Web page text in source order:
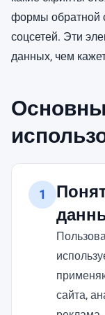
формы обратной
соцсетей. Эти
данных, чем
1
сайта,